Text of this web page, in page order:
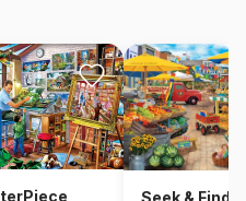
Seek & Find -